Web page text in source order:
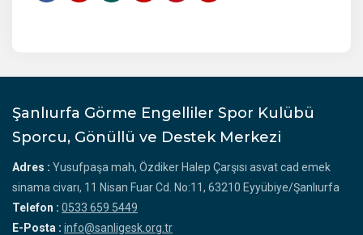
Şanlıurfa Görme Engelliler Spor Kulübü
Sporcu, Gönüllü ve Destek Merkezi
Adres : Yusufpaşa mah, Özdiker Halep Çarşısı asvat cad emek
sinama civarı, 11 Nisan Fuar Cd. No:11, 63210 Eyyübiye/Şanlıurfa
Telefon : 0533 659 5449
E-Posta : info@sanligesk.org.tr